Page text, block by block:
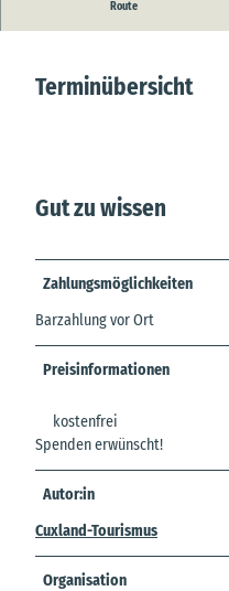
Route
Mühlendisco mit DJ Andre
Terminübersicht
Gut zu wissen
Zahlungsmöglichkeiten
Barzahlung vor Ort
Preisinformationen
kostenfrei
Spenden erwünscht!
Autor:in
Cuxland-Tourismus
Organisation